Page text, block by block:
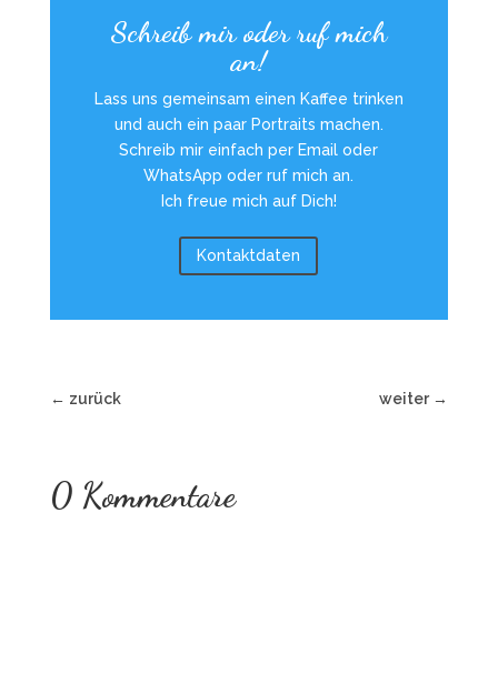
Schreib mir oder ruf mich
an!
Lass uns gemeinsam einen Kaffee trinken
und auch ein paar Portraits machen.
Schreib mir einfach per Email oder
WhatsApp oder ruf mich an.
Ich freue mich auf Dich!
Kontaktdaten
← zurück weiter→
0 Kommentare